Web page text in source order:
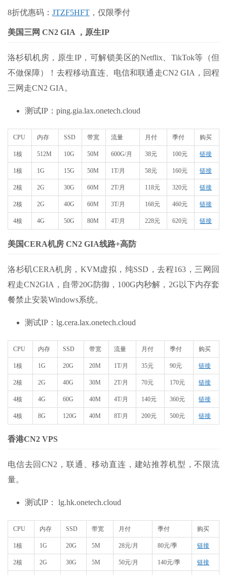
8折优惠码： JTZF5HFT ，仅限季付
美国三网 CN2 GIA ，原生IP
洛杉矶机房，原生IP，可解锁美区的Netflix、TikTok等（但
不做保障）！去程移动直连、电信和联通走CN2 GIA，回程
三网走CN2 GIA。
测试IP：ping.gia.lax.onetech.cloud
CPU 内存 SSD 带宽 流量 月付 季付 购买
1核 512M 10G 50M 600G/月 38元 100元 链接
1核 1G 15G 50M 1T/月 58元 160元 链接
2核 2G 30G 60M 2T/月 118元 320元 链接
2核 2G 40G 60M 3T/月 168元 460元 链接
4核 4G 50G 80M 4T/月 228元 620元 链接
美国CERA机房 CN2 GIA线路+高防
洛杉矶CERA机房，KVM虚拟，纯SSD，去程163，三网回
程走CN2GIA，自带20G防御，100G内秒解，2G以下内存套
餐禁止安装Windows系统。
测试IP：lg.cera.lax.onetech.cloud
CPU 内存 SSD 带宽 流量 月付 季付 购买
1核 1G 20G 20M 1T/月 35元 90元 链接
2核 2G 40G 30M 2T/月 70元 170元 链接
4核 4G 60G 40M 4T/月 140元 360元 链接
4核 8G 120G 40M 8T/月 200元 500元 链接
香港CN2 VPS
电信去回CN2，联通、移动直连，建站推荐机型，不限流
量。
测试IP： lg.hk.onetech.cloud
CPU 内存 SSD 带宽 月付 季付 购买
1核 1G 20G 5M 28元/月 80元/季 链接
2核 2G 30G 5M 50元/月 140元/季 链接